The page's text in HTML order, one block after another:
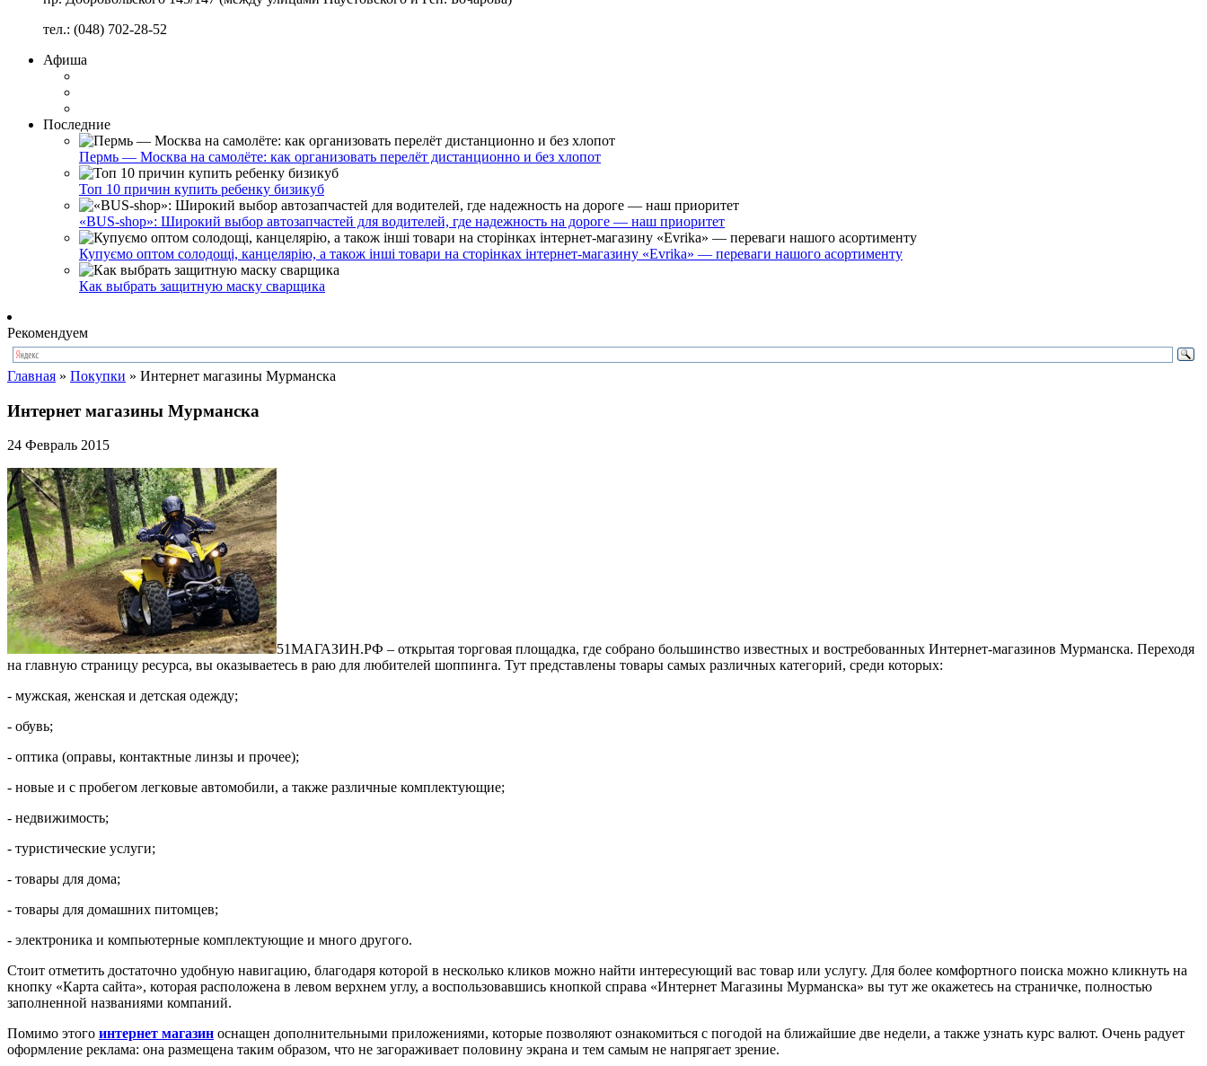
тел.: (048) 702-28-52
Афиша
Последние
Пермь — Москва на самолёте: как организовать перелёт дистанционно и без хлопот
Топ 10 причин купить ребенку бизикуб
«BUS-shop»: Широкий выбор автозапчастей для водителей, где надежность на дороге — наш приоритет
Купуємо оптом солодощі, канцелярію, а також інші товари на сторінках інтернет-магазину «Evrika» — переваги нашого асортименту
Как выбрать защитную маску сварщика
Рекомендуем
Главная » Покупки » Интернет магазины Мурманска
Интернет магазины Мурманска
24 Февраль 2015
51МАГАЗИН.РФ – открытая торговая площадка, где собрано большинство известных и востребованных Интернет-магазинов Мурманска. Переходя
на главную страницу ресурса, вы оказываетесь в раю для любителей шоппинга. Тут представлены товары самых различных категорий, среди которых:
- мужская, женская и детская одежду;
- обувь;
- оптика (оправы, контактные линзы и прочее);
- новые и с пробегом легковые автомобили, а также различные комплектующие;
- недвижимость;
- туристические услуги;
- товары для дома;
- товары для домашних питомцев;
- электроника и компьютерные комплектующие и много другого.
Стоит отметить достаточно удобную навигацию, благодаря которой в несколько кликов можно найти интересующий вас товар или услугу. Для более комфортного поиска можно кликнуть на
кнопку «Карта сайта», которая расположена в левом верхнем углу, а воспользовавшись кнопкой справа «Интернет Магазины Мурманска» вы тут же окажетесь на страничке, полностью
заполненной названиями компаний.
Помимо этого интернет магазин оснащен дополнительными приложениями, которые позволяют ознакомиться с погодой на ближайшие две недели, а также узнать курс валют. Очень радует
оформление реклама: она размещена таким образом, что не загораживает половину экрана и тем самым не напрягает зрение.